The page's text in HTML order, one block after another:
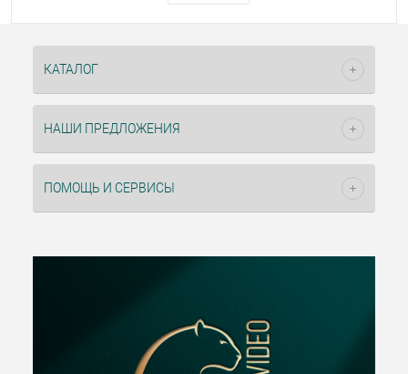
КАТАЛОГ
НАШИ ПРЕДЛОЖЕНИЯ
ПОМОЩЬ И СЕРВИСЫ